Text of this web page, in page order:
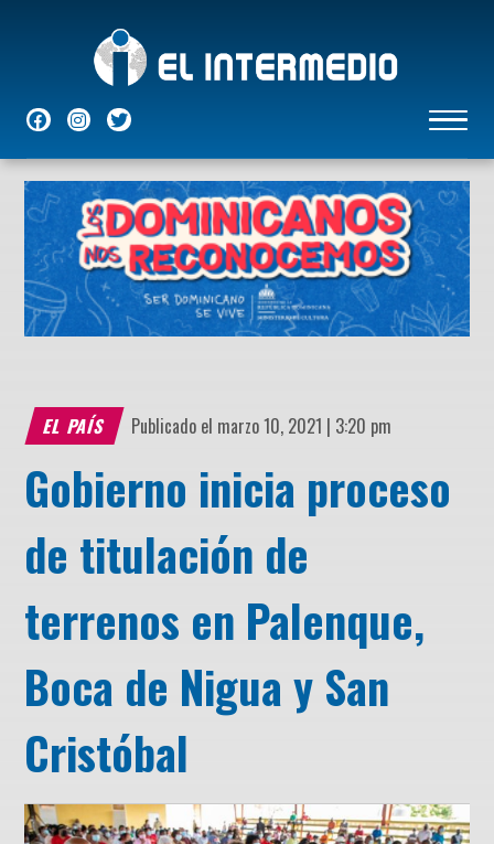
NACIONALES INTERNACIONALESECONÓMICASDEPORTES ENTRETENIMIENTO
EL PAÍS Publicado el marzo 10, 2021 | 3:20 pm
Gobierno inicia proceso
de titulación de
terrenos en Palenque,
Boca de Nigua y San
Cristóbal